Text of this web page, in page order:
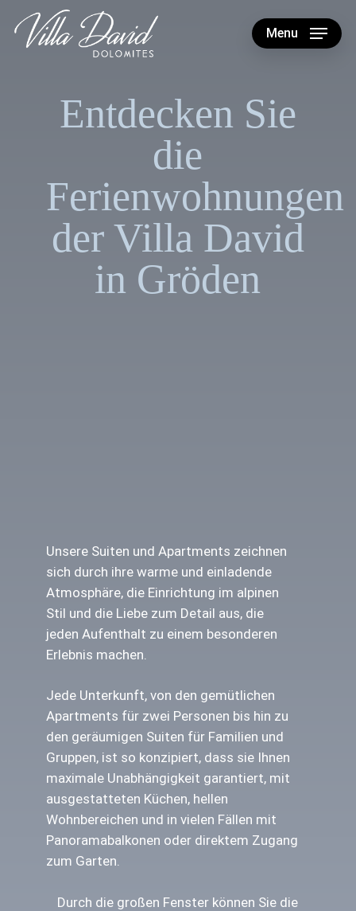
main
Menu
Entdecken Sie
die
Ferienwohnungen
der Villa David
in Gröden
Unsere Suiten und Apartments zeichnen
sich durch ihre warme und einladende
Atmosphäre, die Einrichtung im alpinen
Stil und die Liebe zum Detail aus, die
jeden Aufenthalt zu einem besonderen
Erlebnis machen.
Jede Unterkunft, von den gemütlichen
Apartments für zwei Personen bis hin zu
den geräumigen Suiten für Familien und
Gruppen, ist so konzipiert, dass sie Ihnen
maximale Unabhängigkeit garantiert, mit
ausgestatteten Küchen, hellen
Wohnbereichen und in vielen Fällen mit
Panoramabalkonen oder direktem Zugang
zum Garten.
Durch die großen Fenster können Sie die